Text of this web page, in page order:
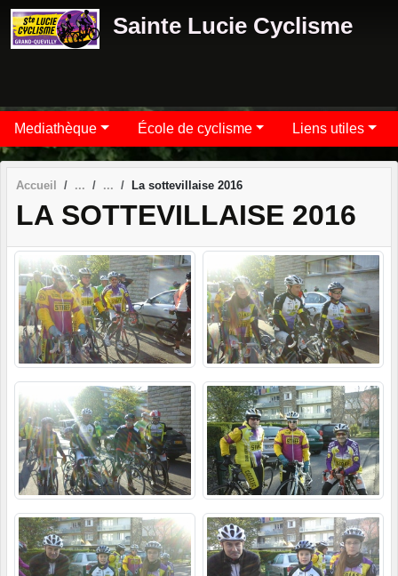
Sainte Lucie Cyclisme
Mediathèque École de cyclisme Liens utiles
Accueil La sottevillaise 2016
LA SOTTEVILLAISE 2016
Panneau de gestion des cookies